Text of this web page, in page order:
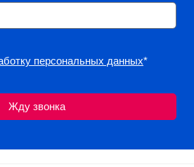
персональных данных*